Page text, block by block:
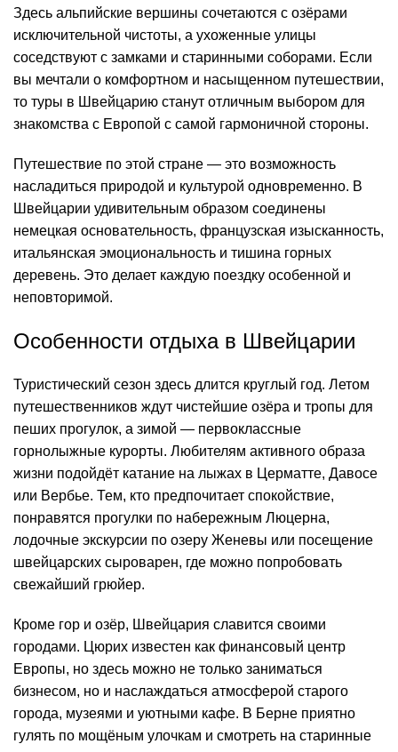
Здесь альпийские вершины сочетаются с озёрами
исключительной чистоты, а ухоженные улицы
соседствуют с замками и старинными соборами. Если
вы мечтали о комфортном и насыщенном путешествии,
то туры в Швейцарию станут отличным выбором для
знакомства с Европой с самой гармоничной стороны.
Путешествие по этой стране — это возможность
насладиться природой и культурой одновременно. В
Швейцарии удивительным образом соединены
немецкая основательность, французская изысканность,
итальянская эмоциональность и тишина горных
деревень. Это делает каждую поездку особенной и
неповторимой.
Особенности отдыха в Швейцарии
Туристический сезон здесь длится круглый год. Летом
путешественников ждут чистейшие озёра и тропы для
пеших прогулок, а зимой — первоклассные
горнолыжные курорты. Любителям активного образа
жизни подойдёт катание на лыжах в Церматте, Давосе
или Вербье. Тем, кто предпочитает спокойствие,
понравятся прогулки по набережным Люцерна,
лодочные экскурсии по озеру Женевы или посещение
швейцарских сыроварен, где можно попробовать
свежайший грюйер.
Кроме гор и озёр, Швейцария славится своими
городами. Цюрих известен как финансовый центр
Европы, но здесь можно не только заниматься
бизнесом, но и наслаждаться атмосферой старого
города, музеями и уютными кафе. В Берне приятно
гулять по мощёным улочкам и смотреть на старинные